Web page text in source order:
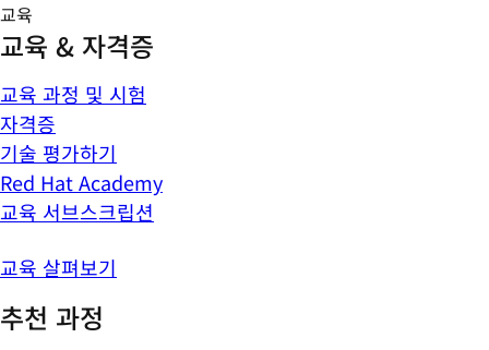
교육
교육 & 자격증
교육 과정 및 시험
자격증
기술 평가하기
Red Hat Academy
교육 서브스크립션
교육 살펴보기
추천 과정